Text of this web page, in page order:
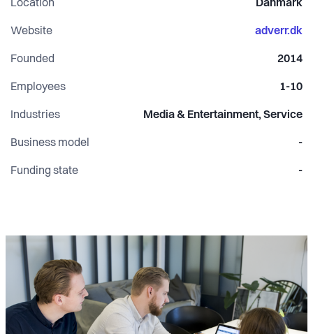
Location Danmark
Website adverr.dk
Founded 2014
Employees 1-10
Industries Media & Entertainment, Service
Business model -
Funding state -